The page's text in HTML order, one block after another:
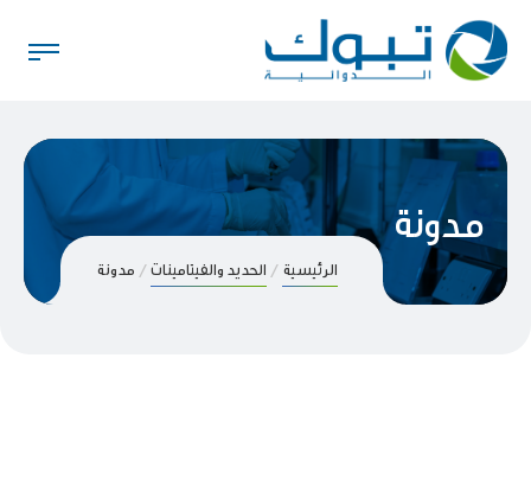
مدونة
الرئيسية الحديد والفيتامينات مدونة